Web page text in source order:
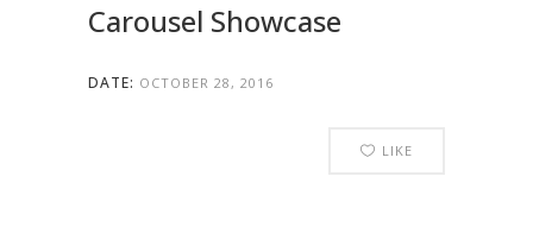
Carousel Showcase
DATE: OCTOBER 28, 2016
LIKE